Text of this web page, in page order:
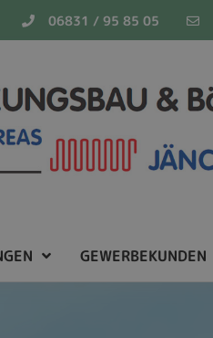
06831 / 95 85 05
GEWERBEKUNDEN